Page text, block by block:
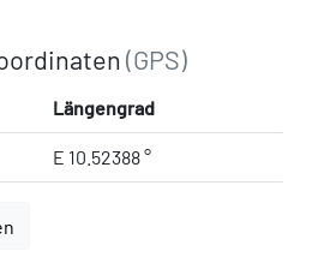
(GPS)
Längengrad
E 10.52388 °